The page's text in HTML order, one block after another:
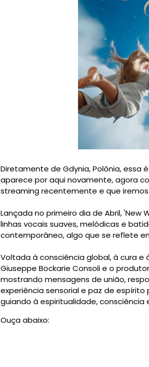
Diretamente de Gdynia, Polônia,
aparece por aqui novamente, agora
streaming recentemente e que
Lançada no primeiro dia de Abril,
linhas vocais suaves, melódicas e
contemporâneo, algo que se reflete
Voltada à consciência global, à cura
Giuseppe Bockarie Consoli e o
mostrando mensagens de união,
experiência sensorial e paz de
guiando à espiritualidade,
Ouça abaixo: